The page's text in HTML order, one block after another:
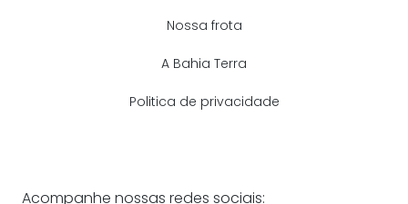
Acompanhe nossas redes sociais:
Nossa frota
A Bahia Terra
Politica de privacidade